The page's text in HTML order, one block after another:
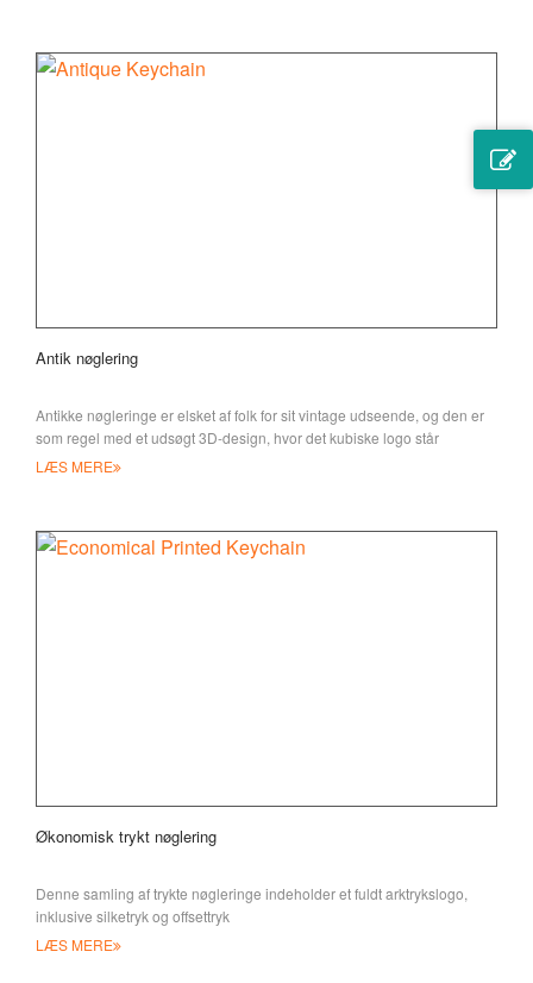
Antik nøglering
Antikke nøgleringe er elsket af folk for sit vintage udseende, og den er
som regel med et udsøgt 3D-design, hvor det kubiske logo står
LÆS MERE
Økonomisk trykt nøglering
Denne samling af trykte nøgleringe indeholder et fuldt arktrykslogo,
inklusive silketryk og offsettryk
LÆS MERE